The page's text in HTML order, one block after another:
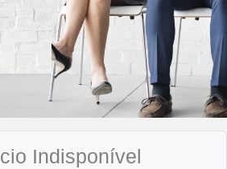
Indisponível